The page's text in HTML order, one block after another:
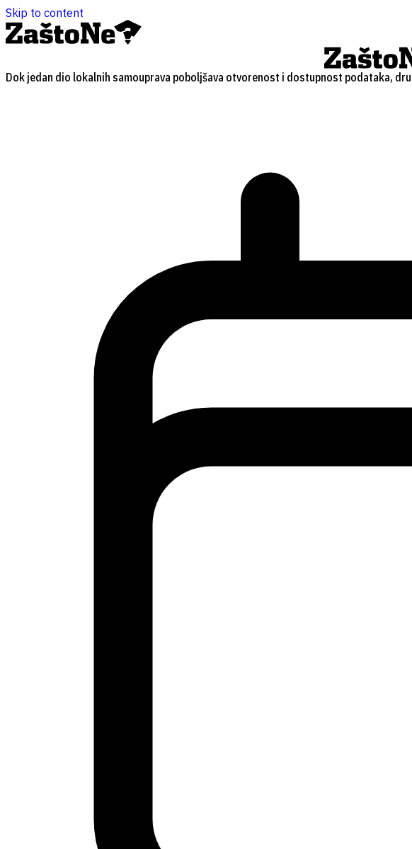
Skip to content
Dok jedan dio lokalnih samouprava poboljšava otvorenost i dostupnost podataka,